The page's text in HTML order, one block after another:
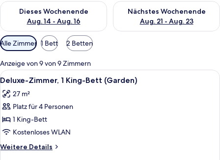
Dieses Wochenende
Aug. 14 - Aug. 16
Überprüfe die Verfügbarkeit für dieses Wochenende, Aug. 14
Nächstes Wochenende
Aug. 21 - Aug. 23
Überprüfe die Verfügbarkeit
Verfügbare
Filter
für
Zimmer
Alle Zimmer 1 Bett 2 Betten
Anzeige von 9 von 9 Zimmern
Alle
Fotos
für
Deluxe-
Zimmer,
1 King-
Bett
(Garden)
Ein Hotelzimmer mit einem großen
5
Deluxe-Zimmer, 1 King-Bett (Garden)
27 m²
Platz für 4 Personen
1 King-Bett
Kostenloses WLAN
Weitere Details
Weitere